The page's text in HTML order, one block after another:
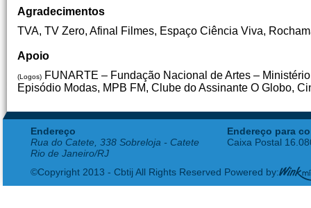
Agradecimentos
TVA, TV Zero, Afinal Filmes, Espaço Ciência Viva,
Apoio
(Logos) FUNARTE – Fundação Nacional de Artes –
Episódio Modas, MPB FM, Clube do Assinante O Globo,
Endereço
Rua do Catete, 338 Sobreloja - Catete
Rio de Janeiro/RJ
Endereço para
Caixa Postal
©Copyright 2013 - Cbtij All Rights Reserved Powered by: